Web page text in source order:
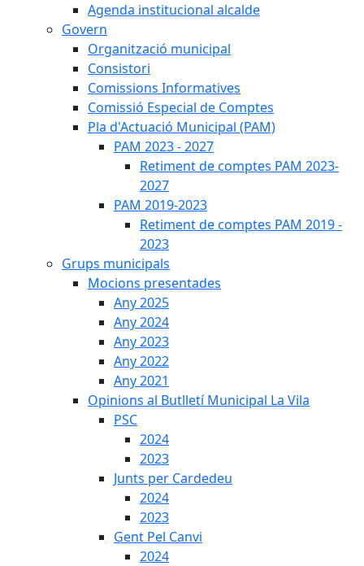
Agenda institucional alcalde
Govern
Organització municipal
Consistori
Comissions Informatives
Comissió Especial de Comptes
Pla d'Actuació Municipal (PAM)
PAM 2023 - 2027
Retiment de comptes PAM 2023-
2027
PAM 2019-2023
Retiment de comptes PAM 2019 -
2023
Grups municipals
Mocions presentades
Any 2025
Any 2024
Any 2023
Any 2022
Any 2021
Opinions al Butlletí Municipal La Vila
PSC
2024
2023
Junts per Cardedeu
2024
2023
Gent Pel Canvi
2024